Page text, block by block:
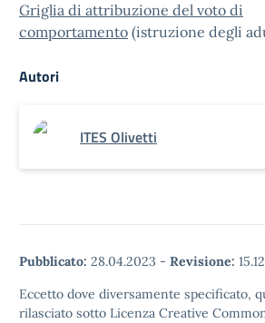
Griglia di attribuzione del voto di
comportamento (istruzione degli
Autori
ITES Olivetti
Pubblicato: 28.04.2023 - Revisione:
Eccetto dove diversamente specificato,
rilasciato sotto Licenza Creative